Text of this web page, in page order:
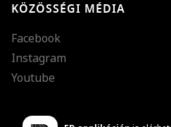
KÖZÖSSÉGI MÉDIA
Facebook
Instagram
Youtube